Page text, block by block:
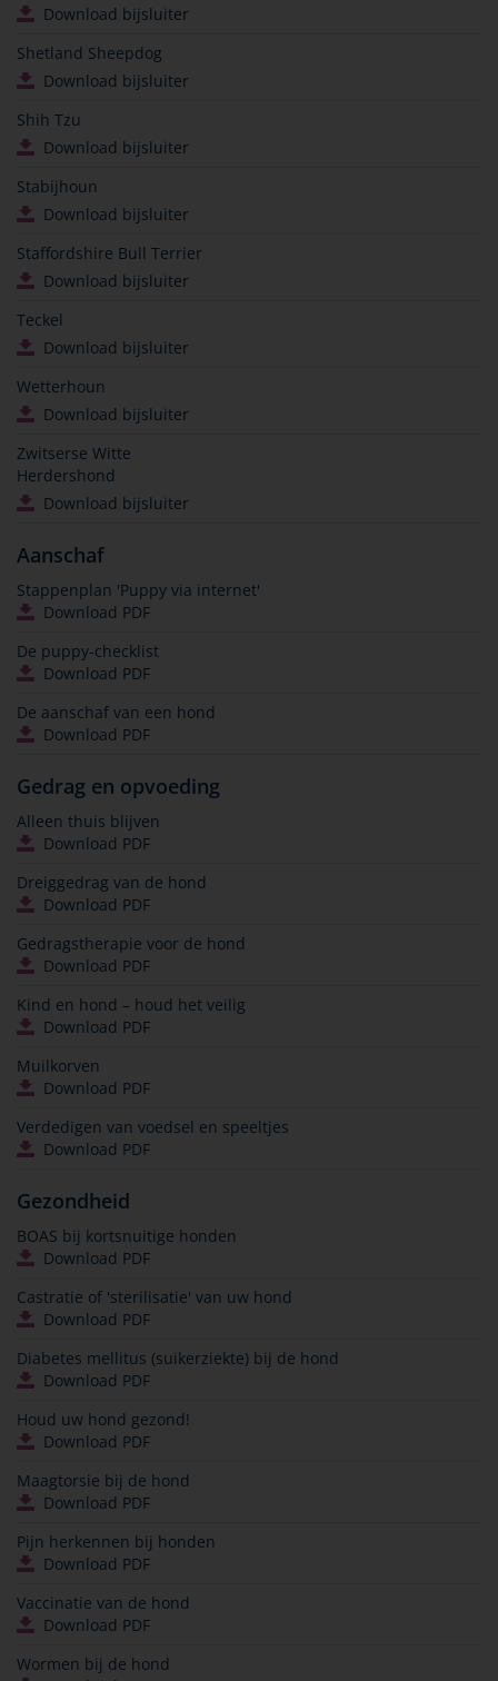
Download bijsluiter
Shetland Sheepdog
Download bijsluiter
Shih Tzu
Download bijsluiter
Stabijhoun
Download bijsluiter
Staffordshire Bull Terrier
Download bijsluiter
Teckel
Download bijsluiter
Wetterhoun
Download bijsluiter
Zwitserse Witte
Herdershond
Download bijsluiter
Aanschaf
Stappenplan 'Puppy via internet'
Download PDF
De puppy-checklist
Download PDF
De aanschaf van een hond
Download PDF
Gedrag en opvoeding
Alleen thuis blijven
Download PDF
Dreiggedrag van de hond
Download PDF
Gedragstherapie voor de hond
Download PDF
Kind en hond – houd het veilig
Download PDF
Muilkorven
Download PDF
Verdedigen van voedsel en speeltjes
Download PDF
Gezondheid
BOAS bij kortsnuitige honden
Download PDF
Castratie of 'sterilisatie' van uw hond
Download PDF
Diabetes mellitus (suikerziekte) bij de hond
Download PDF
Houd uw hond gezond!
Download PDF
Maagtorsie bij de hond
Download PDF
Pijn herkennen bij honden
Download PDF
Vaccinatie van de hond
Download PDF
Wormen bij de hond